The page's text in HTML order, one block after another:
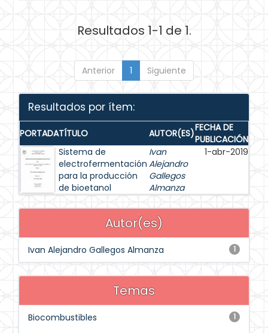
Resultados 1-1 de 1.
Anterior 1 Siguiente
Resultados por ítem:
PORTADATÍTULO AUTOR(ES)FECHA DE
PUBLICACIÓN
Sistema de
electrofermentación
para la producción
de bioetanol
Ivan
Alejandro
Gallegos
Almanza
1-abr-2019
Autor(es)
1
Ivan Alejandro Gallegos Almanza
Temas
1
Biocombustibles